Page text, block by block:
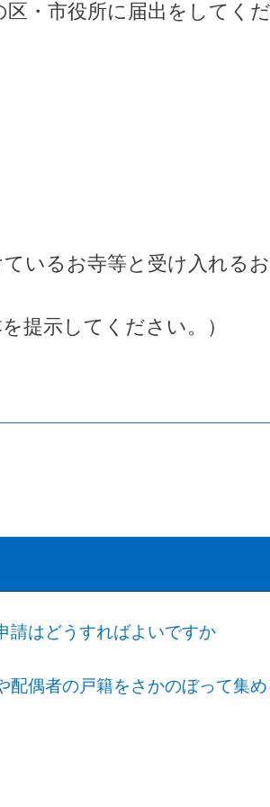
・市役所に届出をしてくだ
いるお寺等と受け入れる
提示してください。）
請はどうすればよいですか
偶者の戸籍をさかのぼって集め